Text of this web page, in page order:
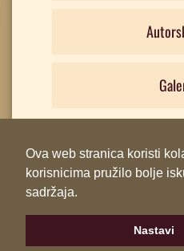
Ova web stranica koristi
korisnicima pružilo bolje
sadržaja.
Nastavi